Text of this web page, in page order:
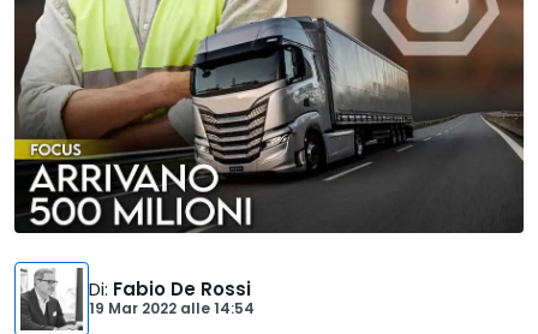
Di: Fabio De Rossi
19 Mar 2022 alle14:54